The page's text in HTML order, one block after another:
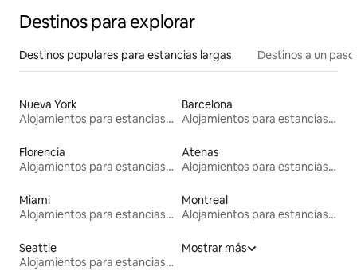
Destinos para explorar
Destinos populares para estancias largas Destinos a un
Nueva York
Alojamientos para estancias largas
Barcelona
Alojamientos para estancias largas
Florencia
Alojamientos para estancias largas
Atenas
Alojamientos para estancias largas
Miami
Alojamientos para estancias largas
Montreal
Alojamientos para estancias largas
Seattle
Alojamientos para estancias largas
Mostrar más